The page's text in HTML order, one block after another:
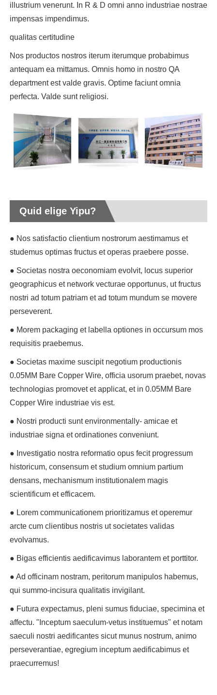
illustrium venerunt. In R & D omni anno industriae nostrae
impensas impendimus.
qualitas certitudine
Nos productos nostros iterum iterumque probabimus
antequam ea mittamus. Omnis homo in nostro QA
department est valde gravis. Optime faciunt omnia
perfecta. Valde sunt religiosi.
Quid elige Yipu?
● Nos satisfactio clientium nostrorum aestimamus et
studemus optimas fructus et operas praebere posse.
● Societas nostra oeconomiam evolvit, locus superior
geographicus et network vecturae opportunus, ut fructus
nostri ad totum patriam et ad totum mundum se movere
perseverent.
● Morem packaging et labella optiones in occursum mos
requisitis praebemus.
● Societas maxime suscipit negotium productionis
0.05MM Bare Copper Wire, officia usorum praebet, novas
technologias promovet et applicat, et in 0.05MM Bare
Copper Wire industriae vis est.
● Nostri producti sunt environmentally- amicae et
industriae signa et ordinationes conveniunt.
● Investigatio nostra reformatio opus fecit progressum
historicum, consensum et studium omnium partium
densans, mechanismum institutionalem magis
scientificum et efficacem.
● Lorem communicationem prioritizamus et operemur
arcte cum clientibus nostris ut societates validas
evolvamus.
● Bigas efficientis aedificavimus laborantem et porttitor.
● Ad officinam nostram, peritorum manipulos habemus,
qui summo-incisura qualitatis invigilant.
● Futura expectamus, pleni sumus fiduciae, specimina et
affectu. "Inceptum saeculum-vetus instituemus" et notam
saeculi nostri aedificantes sicut munus nostrum, animo
perseverantiae, egregium inceptum aedificabimus et
praecurremus!